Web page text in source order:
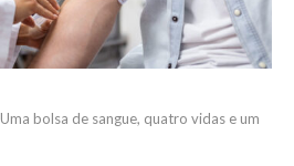
Uma bolsa de sangue, quatro vidas e um